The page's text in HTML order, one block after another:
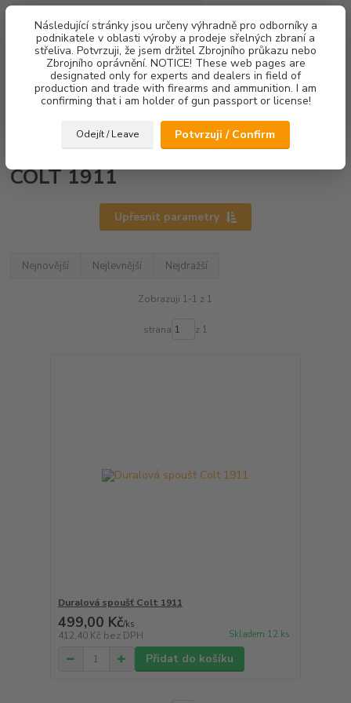
Následující stránky jsou určeny výhradně pro odborníky a
podnikatele v oblasti výroby a prodeje sřelných zbraní a
střeliva. Potvrzuji, že jsem držitel Zbrojního průkazu nebo
Zbrojního oprávnění. NOTICE! These web pages are
designated only for experts and dealers in field of
production and trade with firearms and ammunition. I am
confirming that i am holder of gun passport or license!
Odejít / Leave Potvrzuji / Confirm
Menu
Hledat
za0,00 Kč
COLT 1911
COLT 1911
Upřesnit parametry
Nejnovější Nejlevnější Nejdražší
Zobrazuji 1-1 z 1
strana z 1
Duralová spoušť Colt 1911
499,00 Kč/ks
412,40 Kč bez DPH Skladem 12 ks
Přidat do košíku